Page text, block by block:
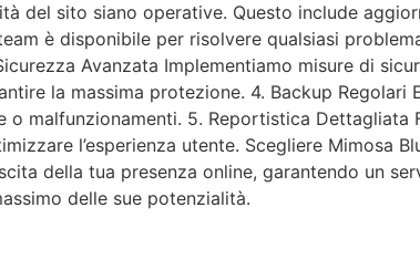
del sito siano operative. Questo include
è disponibile per risolvere qualsiasi
Avanzata Implementiamo misure di
la massima protezione. 4. Backup
malfunzionamenti. 5. Reportistica Dettagliata
l’esperienza utente. Scegliere Mimosa
della tua presenza online, garantendo un
delle sue potenzialità.